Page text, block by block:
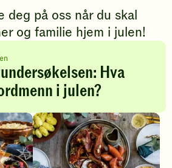
deg på oss når du skal
og familie hjem i julen!
Hva
i julen?